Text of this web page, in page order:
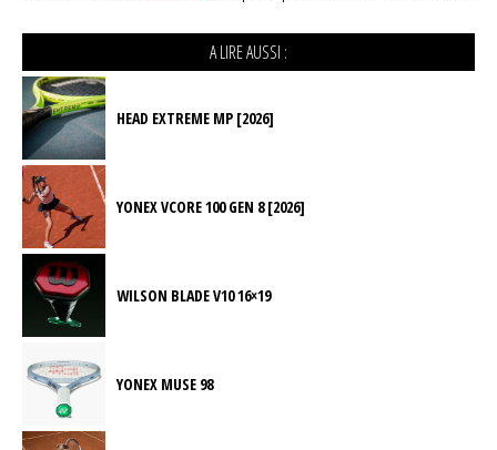
A LIRE AUSSI :
HEAD EXTREME MP [2026]
YONEX VCORE 100 GEN 8 [2026]
WILSON BLADE V10 16×19
YONEX MUSE 98